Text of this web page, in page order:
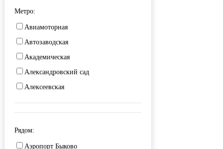
Метро:
Авиамоторная
Автозаводская
Академическая
Александровский сад
Алексеевская
Алма-Атинская
Аминьевская
Андроновка
Рядом:
Аэропорт Быково